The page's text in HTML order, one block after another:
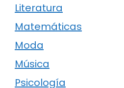
Literatura
Matemáticas
Moda
Música
Psicología